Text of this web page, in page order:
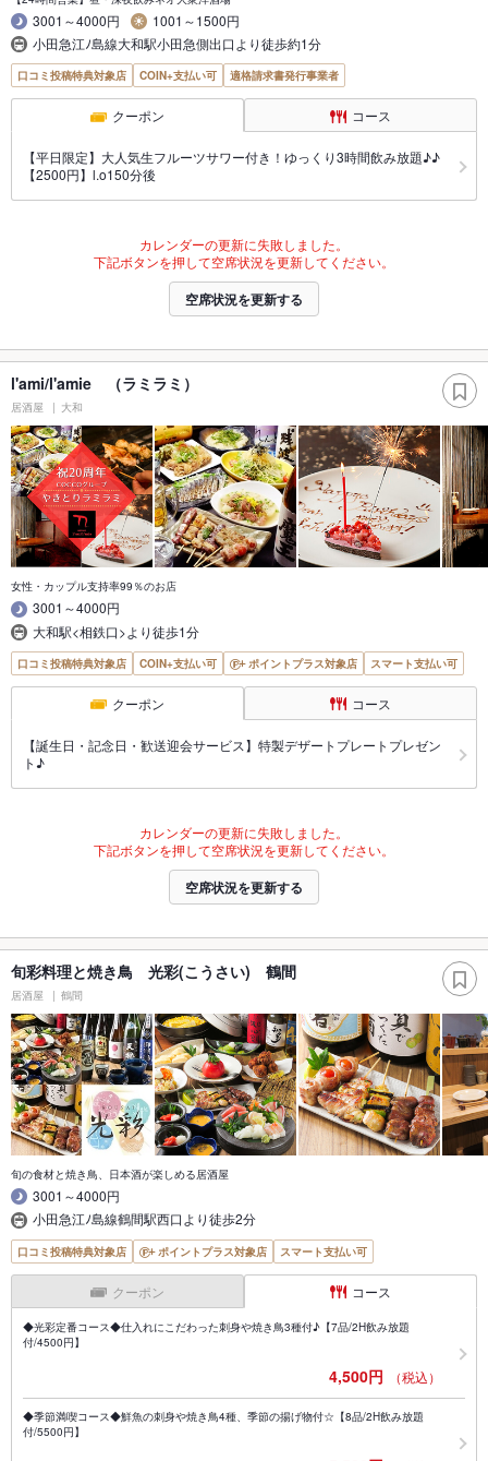
3001～4000円
1001～1500円
小田急江ﾉ島線大和駅小田急側出口より徒歩約1分
口コミ投稿特典対象店 COIN+支払い可 適格請求書発行事業者
クーポン コース
【平日限定】大人気生フルーツサワー付き！ゆっくり3時間飲み放題♪♪
【2500円】l.o150分後
カレンダーの更新に失敗しました。
下記ボタンを押して空席状況を更新してください。
空席状況を更新する
l'ami/l'amie （ラミラミ）
居酒屋 大和
女性・カップル支持率99％のお店
3001～4000円
大和駅<相鉄口>より徒歩1分
口コミ投稿特典対象店 COIN+支払い可 ポイントプラス対象店 スマート支払い可
クーポン コース
【誕生日・記念日・歓送迎会サービス】特製デザートプレートプレゼン
ト♪
カレンダーの更新に失敗しました。
下記ボタンを押して空席状況を更新してください。
空席状況を更新する
旬彩料理と焼き鳥 光彩(こうさい) 鶴間
居酒屋 鶴間
旬の食材と焼き鳥、日本酒が楽しめる居酒屋
3001～4000円
小田急江ﾉ島線鶴間駅西口より徒歩2分
口コミ投稿特典対象店 ポイントプラス対象店 スマート支払い可
クーポン コース
◆光彩定番コース◆仕入れにこだわった刺身や焼き鳥3種付♪【7品/2H飲み放題
付/4500円】
4,500円 （税込）
◆季節満喫コース◆鮮魚の刺身や焼き鳥4種、季節の揚げ物付☆【8品/2H飲み放題
付/5500円】